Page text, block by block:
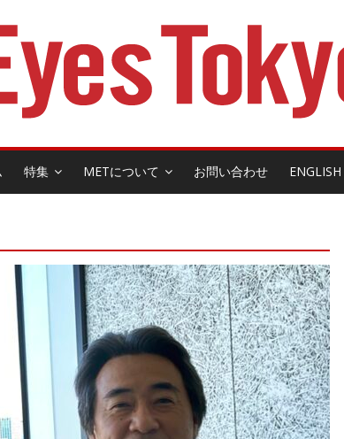
特集 METについて お問い合わせ ENGLISH